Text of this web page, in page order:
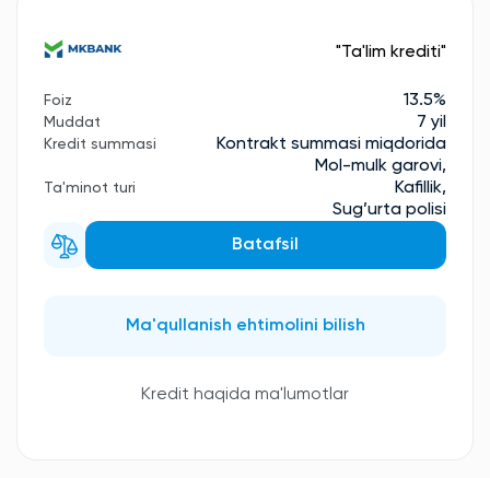
"Ta'lim krediti"
Foiz 13.5%
Muddat 7 yil
Kredit summasi Kontrakt summasi miqdorida
Ta'minot turi
Mol-mulk garovi,
Kafillik,
Sug’urta polisi
Batafsil
Ma'qullanish ehtimolini bilish
Kredit haqida ma'lumotlar